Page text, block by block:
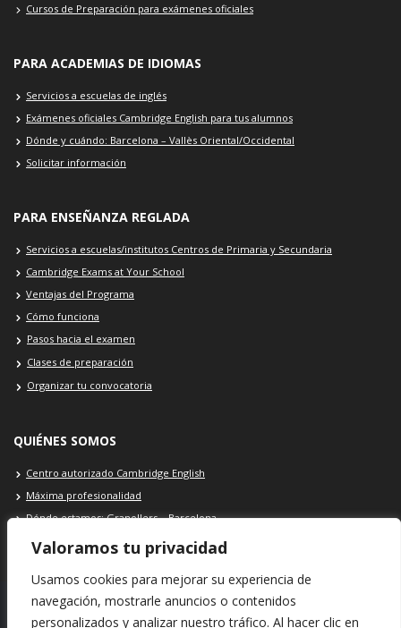
Valoramos tu privacidad
Usamos cookies para mejorar su experiencia de
navegación, mostrarle anuncios o contenidos
personalizados y analizar nuestro tráfico. Al hacer clic en
Cursos de Preparación para exámenes oficiales
PARA ACADEMIAS DE IDIOMAS
Servicios a escuelas de inglés
Exámenes oficiales Cambridge English para tus alumnos
Dónde y cuándo: Barcelona – Vallès Oriental/Occidental
Solicitar información
PARA ENSEÑANZA REGLADA
Servicios a escuelas/institutos Centros de Primaria y Secundaria
Cambridge Exams at Your School
Ventajas del Programa
Cómo funciona
Pasos hacia el examen
Clases de preparación
Organizar tu convocatoria
QUIÉNES SOMOS
Centro autorizado Cambridge English
Máxima profesionalidad
Dónde estamos: Granollers – Barcelona
Contacto Cambridge School